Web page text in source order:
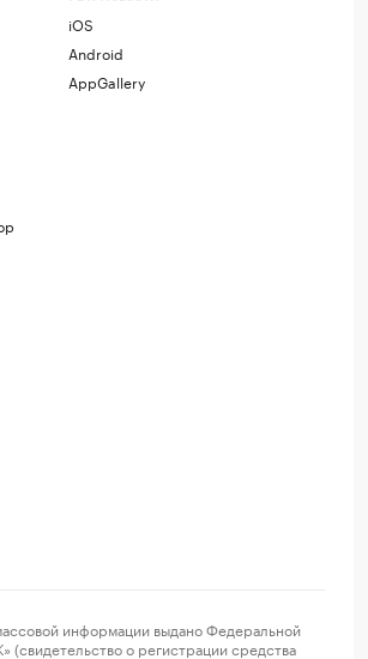
iOS
Android
AppGallery
информации выдано Федеральной
о регистрации средства